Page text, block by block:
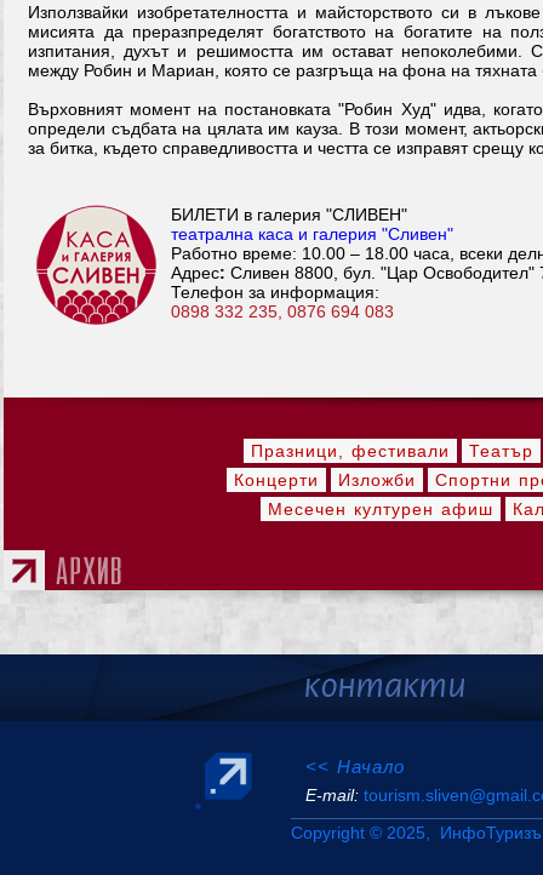
Използвайки изобретателността и майсторството си в
мисията да преразпределят богатството на богатите на
изпитания, духът и решимостта им остават непоколебими.
между Робин и Мариан, която се разгръща на фона на тяхната
Върховният момент на постановката "Робин Худ" идва,
определи съдбата на цялата им кауза. В този момент,
за битка, където справедливостта и честта се изправят срещу
БИЛЕТИ в галерия "СЛИВЕН"
театрална каса и галерия "Сливен"
Работно време: 10.00 – 18.00 часа, всеки
Адрес: Сливен 8800, бул. "Цар Освободител"
Телефон за информация:
0898 332 235, 0876 694 083
Празници, фестивали
Театър
Концерти
Изложби
Спортни
Месечен културен афиш
<< Начало
Е-mail:
Copyright © 2025,